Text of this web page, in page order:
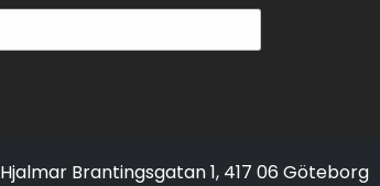
Hjalmar Brantingsgatan 1, 417 06 Göteborg